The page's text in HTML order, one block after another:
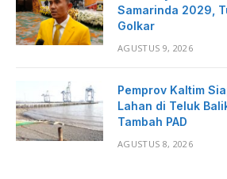
Samarinda 2029,
Golkar
AGUSTUS 9, 2026
Pemprov Kaltim
Lahan di Teluk
Tambah PAD
AGUSTUS 8, 2026